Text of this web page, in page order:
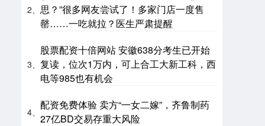
2、 思？”很多网友尝试了！多家门店一度售
罄……一吃就拉？医生严肃提醒
3、
股票配资十倍网站 安徽638分考生已开始
复读，位次1万内，可上合工大新工科，西
电等985也有机会
4、
配资免费体验 卖方“一女二嫁”，齐鲁制药
27亿BD交易存重大风险